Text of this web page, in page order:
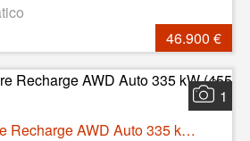
46.900 €
1
Volvo XC90 T8 Core Recharge AWD Auto 335 kW (455 CV)